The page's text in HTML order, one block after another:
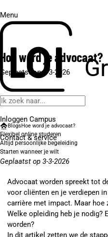
Menu
Inloggen Campus
Contact& service
Hoe word je advocaat?
Geplaatst op 3-3-2026
BlogsHoe word je advocaat?
Flexibel online studeren
Altijd persoonlijke begeleiding
Starten wanneer je wilt
Geplaatst op 3-3-2026
Advocaat worden spreekt tot
voor cliënten en je verdiepen
carrière met impact. Maar hoe
Welke opleiding heb je nodig?
worden?
In dit artikel zetten we de